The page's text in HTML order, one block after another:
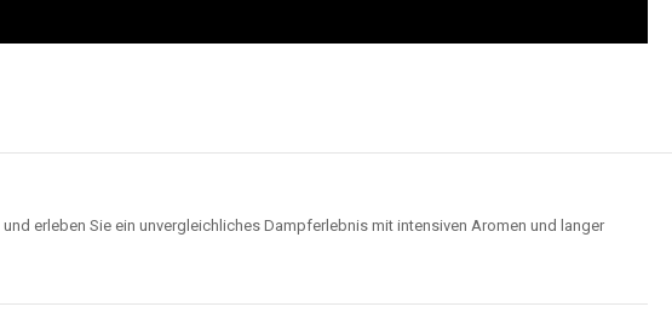
und erleben Sie ein unvergleichliches Dampferlebnis mit intensiven Aromen und langer